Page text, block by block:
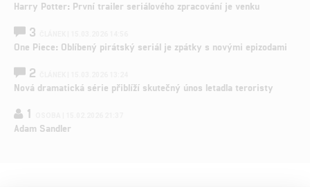
Harry Potter: První trailer seriálového zpracování je venku
3
One Piece: Oblíbený pirátský seriál je zpátky s novými epizodami
2
Nová dramatická série přiblíží skutečný únos letadla teroristy
1
Adam Sandler